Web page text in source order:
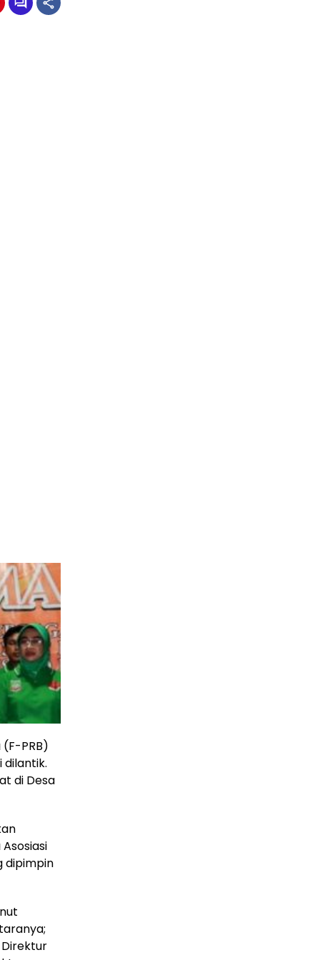
PRB)
dilantik.
di Desa
dipimpin
Direktur